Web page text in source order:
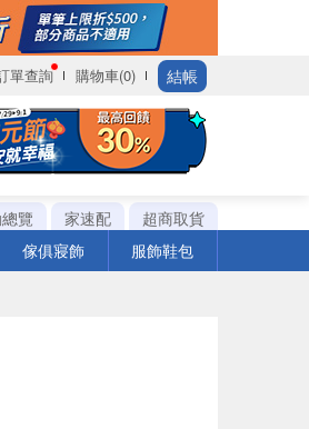
單查詢 購物車(0) 結帳
覽 家速配
超商取貨
傢俱寢飾 服飾鞋包